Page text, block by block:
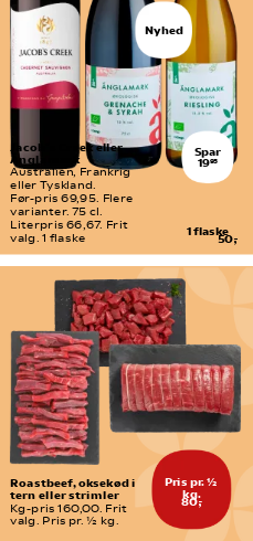
Jacob´s Creek eller
Änglamark
Australien, Frankrig
eller Tyskland.
Før-pris 69,95. Flere
varianter. 75 cl.
Literpris 66,67. Frit
valg. 1 flaske
1 flaske
50,-
Spar
1995
Nyhed
Pris pr. ½
kg.
80,-
Roastbeef, oksekød i
tern eller strimler
Kg-pris 160,00. Frit
valg. Pris pr. ½ kg.